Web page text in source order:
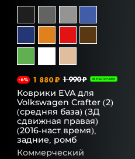
-6% 1 880 ₽ 1 990 ₽ В НАЛИЧИИ
Коврики EVA для
Volkswagen Crafter (2)
(средняя база) (ЗД
сдвижная правая)
(2016-наст.время),
задние, ромб
Коммерческий